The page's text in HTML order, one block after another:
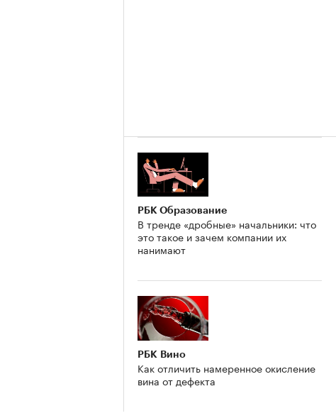
РБК Образование
В тренде «дробные» начальники: что
это такое и зачем компании их
нанимают
РБК Вино
Как отличить намеренное окисление
вина от дефекта